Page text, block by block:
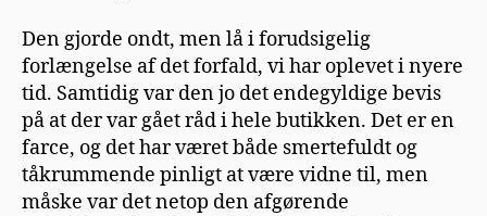
Den gjorde ondt, men lå i forudsigelig
forlængelse af det forfald, vi har oplevet i nyere
tid. Samtidig var den jo det endegyldige bevis
på at der var gået råd i hele butikken. Det er en
farce, og det har været både smertefuldt og
tåkrummende pinligt at være vidne til, men
måske var det netop den afgørende